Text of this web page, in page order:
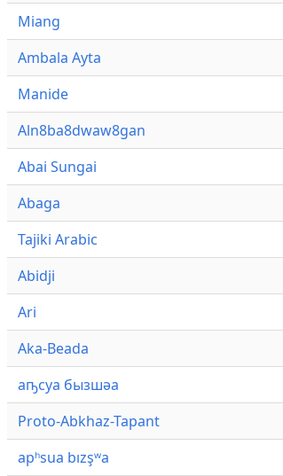
Miang
Ambala Ayta
Manide
Aln8ba8dwaw8gan
Abai Sungai
Abaga
Tajiki Arabic
Abidji
Ari
Aka-Beada
аҧсуа бызшәа
Proto-Abkhaz-Tapant
apʰsua bızşʷa